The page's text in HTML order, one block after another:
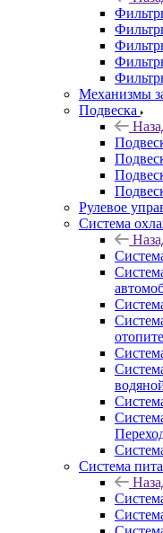
Механизмы
Подвеска
Рулевое
Система
Система